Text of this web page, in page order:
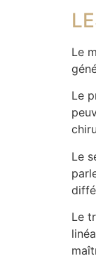
Le
Le
Le
Le